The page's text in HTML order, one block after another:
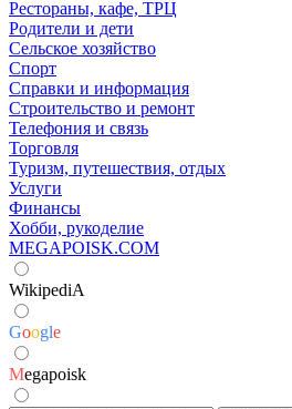
Рестораны, кафе, ТРЦ
Родители и дети
Сельское хозяйство
Спорт
Справки и информация
Строительство и ремонт
Телефония и связь
Торговля
Туризм, путешествия, отдых
Услуги
Финансы
Хобби, рукоделие
MEGAPOISK.COM
WikipediA
Google
Megapoisk